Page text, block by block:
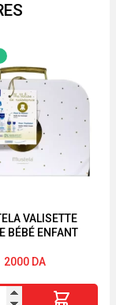
VALISETTE
BÉBÉ ENFANT
2000 DA